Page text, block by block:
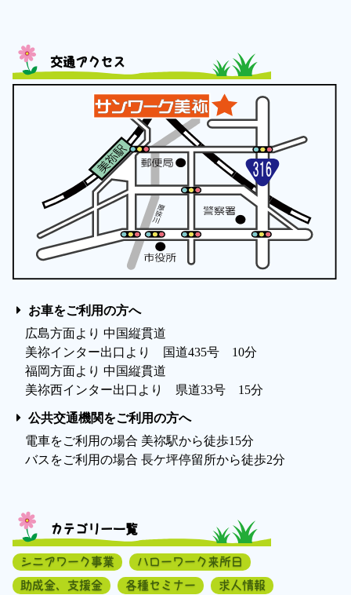
交通アクセス
お車をご利用の方へ
広島方面より 中国縦貫道
美祢インター出口より 国道435号 10分
福岡方面より 中国縦貫道
美祢西インター出口より 県道33号 15分
公共交通機関をご利用の方へ
電車をご利用の場合 美祢駅から徒歩15分
バスをご利用の場合 長ケ坪停留所から徒歩2分
カテゴリー一覧
シニアワーク事業
ハローワーク来所日
助成金、支援金
各種セミナー
求人情報